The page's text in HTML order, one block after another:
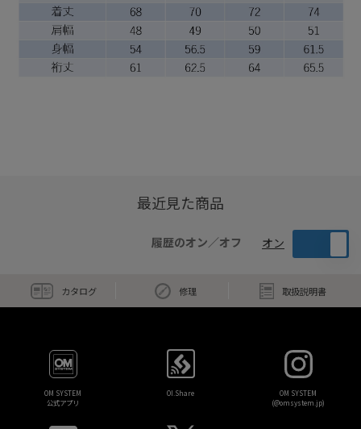
最近見た商品
履歴のオン／オフ オン
カタログ 修理 取扱説明書
OM SYSTEM
公式アプリ
OI.Share
OM SYSTEM
(@omsystem.jp)